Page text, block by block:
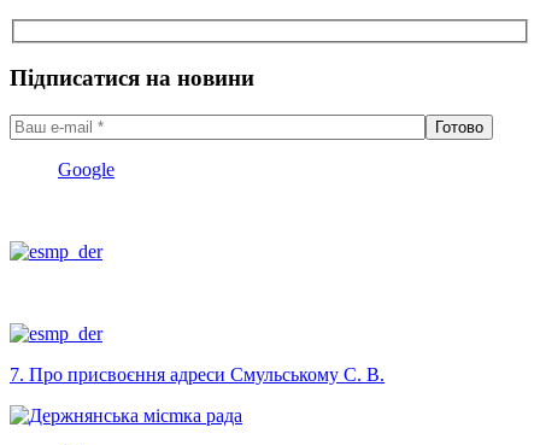
Підписатися на новини
Google
7. Про присвоєння адреси Смульському С. В.